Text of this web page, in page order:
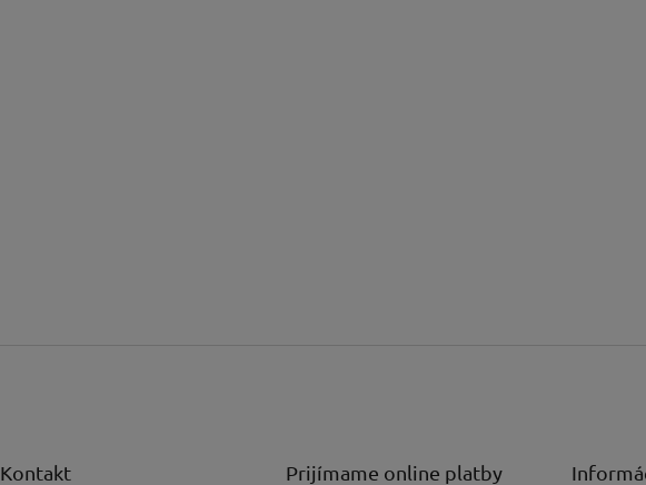
Kontakt Prijímame online platby